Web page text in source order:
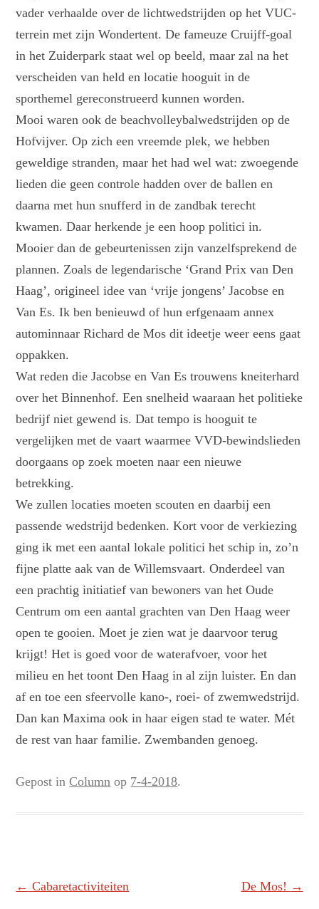
vader verhaalde over de lichtwedstrijden op het VUC-
terrein met zijn Wondertent. De fameuze Cruijff-goal
in het Zuiderpark staat wel op beeld, maar zal na het
verscheiden van held en locatie hooguit in de
sporthemel gereconstrueerd kunnen worden.
Mooi waren ook de beachvolleybalwedstrijden op de
Hofvijver. Op zich een vreemde plek, we hebben
geweldige stranden, maar het had wel wat: zwoegende
lieden die geen controle hadden over de ballen en
daarna met hun snufferd in de zandbak terecht
kwamen. Daar herkende je een hoop politici in.
Mooier dan de gebeurtenissen zijn vanzelfsprekend de
plannen. Zoals de legendarische ‘Grand Prix van Den
Haag’, origineel idee van ‘vrije jongens’ Jacobse en
Van Es. Ik ben benieuwd of hun erfgenaam annex
autominnaar Richard de Mos dit ideetje weer eens gaat
oppakken.
Wat reden die Jacobse en Van Es trouwens kneiterhard
over het Binnenhof. Een snelheid waaraan het politieke
bedrijf niet gewend is. Dat tempo is hooguit te
vergelijken met de vaart waarmee VVD-bewindslieden
doorgaans op zoek moeten naar een nieuwe
betrekking.
We zullen locaties moeten scouten en daarbij een
passende wedstrijd bedenken. Kort voor de verkiezing
ging ik met een aantal lokale politici het schip in, zo’n
fijne platte aak van de Willemsvaart. Onderdeel van
een prachtig initiatief van bewoners van het Oude
Centrum om een aantal grachten van Den Haag weer
open te gooien. Moet je zien wat je daarvoor terug
krijgt! Het is goed voor de waterafvoer, voor het
milieu en het toont Den Haag in al zijn luister. En dan
af en toe een sfeervolle kano-, roei- of zwemwedstrijd.
Dan kan Maxima ook in haar eigen stad te water. Mét
de rest van haar familie. Zwembanden genoeg.
Gepost inColumn op 7-4-2018.
Berichtnavigatie
← Cabaretactiviteiten De Mos! →